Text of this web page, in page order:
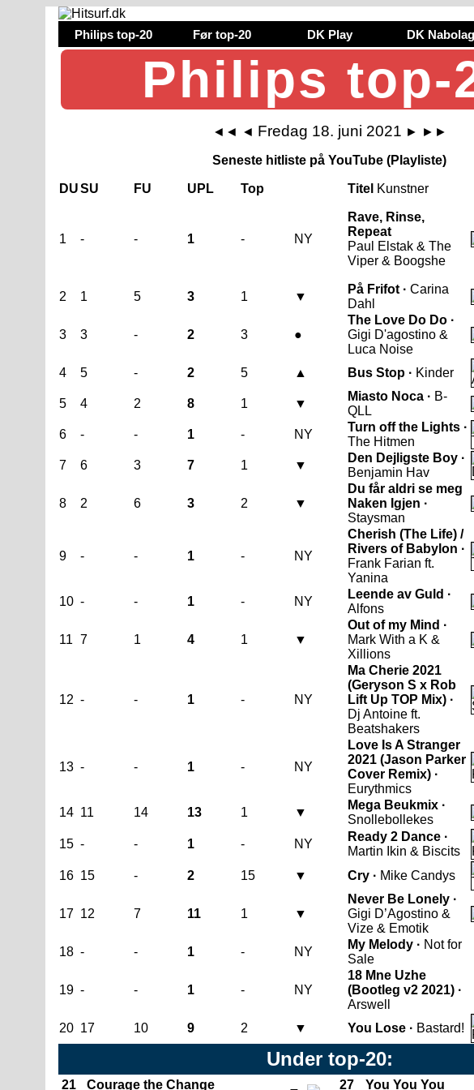
Philips top-20 Før top-20 DK Play DK Nabolag
Philips top-
◄◄ ◄ Fredag 18. juni 2021 ► ►►
Seneste hitliste på YouTube (Playliste)
DUSU FU UPL Top Titel Kunstner
1 - - 1 - NY
Rave, Rinse,
Repeat
Paul Elstak & The
Viper & Boogshe
2 1 5 3 1 ▼
På Frifot · Carina
Dahl
3 3 - 2 3 ●
The Love Do Do ·
Gigi D'agostino &
Luca Noise
4 5 - 2 5 ▲ Bus Stop · Kinder
5 4 2 8 1 ▼
Miasto Noca · B-
QLL
6 - - 1 - NY
Turn off the Lights ·
The Hitmen
7 6 3 7 1 ▼
Den Dejligste Boy ·
Benjamin Hav
8 2 6 3 2 ▼
Du får aldri se meg
Naken Igjen ·
Staysman
9 - - 1 - NY
Cherish (The Life) /
Rivers of Babylon ·
Frank Farian ft.
Yanina
10 - - 1 - NY
Leende av Guld ·
Alfons
11 7 1 4 1 ▼
Out of my Mind ·
Mark With a K &
Xillions
12 - - 1 - NY
Ma Cherie 2021
(Geryson S x Rob
Lift Up TOP Mix) ·
Dj Antoine ft.
Beatshakers
13 - - 1 - NY
Love Is A Stranger
2021 (Jason Parker
Cover Remix) ·
Eurythmics
14 11 14 13 1 ▼
Mega Beukmix ·
Snollebollekes
15 - - 1 - NY
Ready 2 Dance ·
Martin Ikin & Biscits
16 15 - 2 15 ▼ Cry · Mike Candys
17 12 7 11 1 ▼
Never Be Lonely ·
Gigi D’Agostino &
Vize & Emotik
18 - - 1 - NY
My Melody · Not for
Sale
19 - - 1 - NY
18 Mne Uzhe
(Bootleg v2 2021) ·
Arswell
20 17 10 9 2 ▼ You Lose · Bastard!
Under top-20:
21 Courage the Change 27 You You You